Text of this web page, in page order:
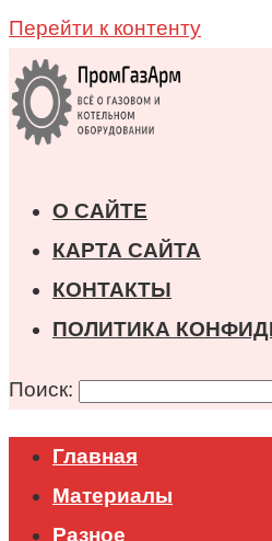
Перейти к контенту
О САЙТЕ
КАРТА САЙТА
КОНТАКТЫ
ПОЛИТИКА
Поиск:
Главная
Материалы
Разное